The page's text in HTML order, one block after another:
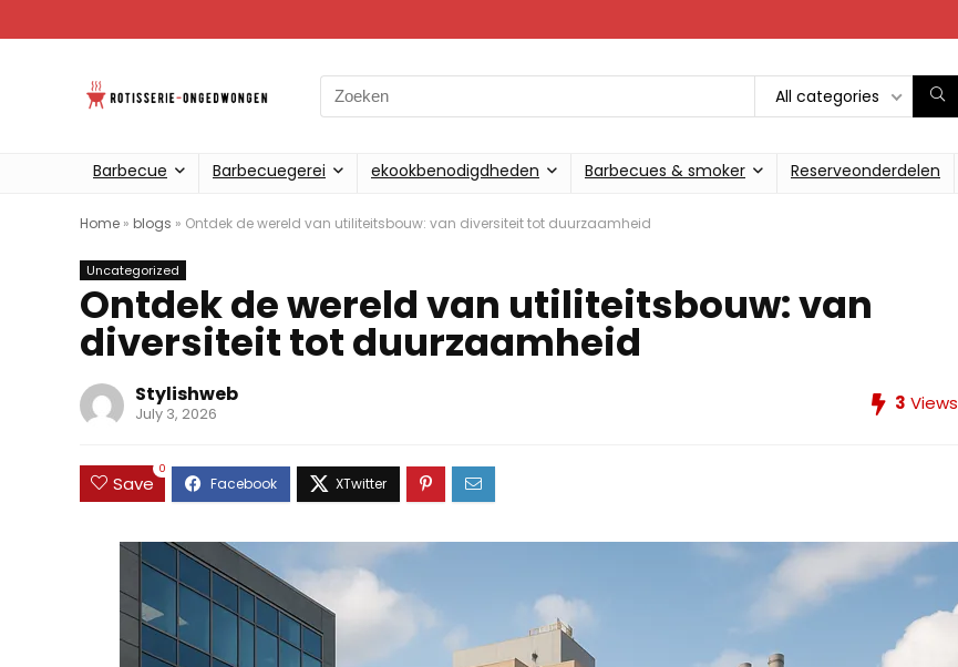
Search
for:
All categories
Barbecue Barbecuegerei ekookbenodigdheden Barbecues & smoker Reserveonderdelen
Home » blogs » Ontdek de wereld van utiliteitsbouw: van diversiteit tot duurzaamheid
Uncategorized
Ontdek de wereld van utiliteitsbouw: van
diversiteit tot duurzaamheid
Stylishweb
July 3, 2026 3 Views
Save
0